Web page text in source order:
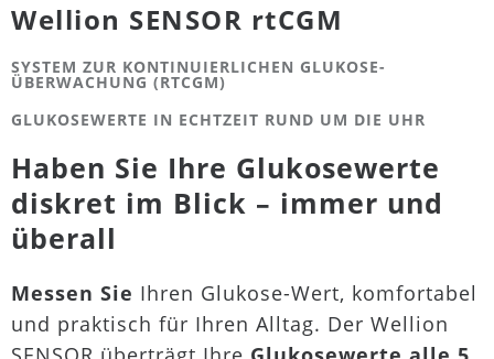
Wellion SENSOR rtCGM
SYSTEM ZUR KONTINUIERLICHEN GLUKOSE-
ÜBERWACHUNG (RTCGM)
GLUKOSEWERTE IN ECHTZEIT RUND UM DIE UHR
Haben Sie Ihre Glukosewerte
diskret im Blick – immer und
überall
Messen Sie Ihren Glukose-Wert, komfortabel
und praktisch für Ihren Alltag. Der Wellion